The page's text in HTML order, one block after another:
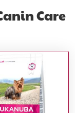
Care